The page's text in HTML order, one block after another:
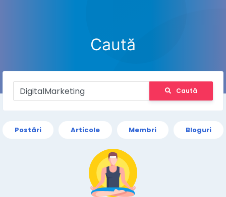
Caută
Caută
Postări Articole Membri Bloguri